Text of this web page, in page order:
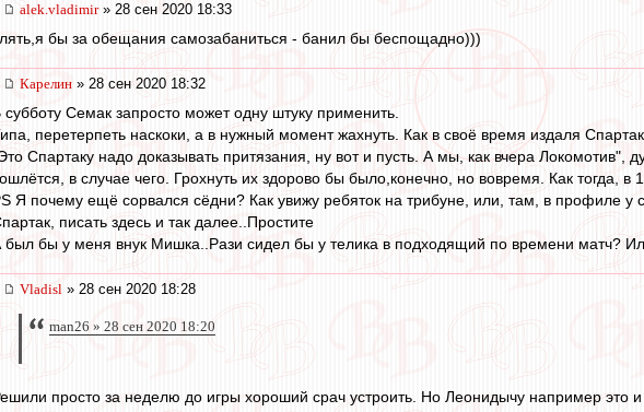
alek.vladimir» 28 сен 2020 18:33
бы за обещания самозабаниться - банил бы беспощадно)))
Карелин » 28 сен 2020 18:32
субботу Семак запросто может одну штуку применить.
перетерпеть наскоки, а в нужный момент жахнуть. Как в своё время издаля
Спартаку надо доказывать притязания, ну вот и пусть. А мы, как вчера
в случае чего. Грохнуть их здорово бы было,конечно, но вовремя. Как тогда, в
Я почему ещё сорвался сёдни? Как увижу ребяток на трибуне, или, там, в профиле
писать здесь и так далее..Простите
был бы у меня внук Мишка..Рази сидел бы у телика в подходящий по времени матч?
Vladisl » 28 сен 2020 18:28
man26 » 28 сен 2020 18:20
просто за неделю до игры хороший срач устроить. Но Леонидычу например это и